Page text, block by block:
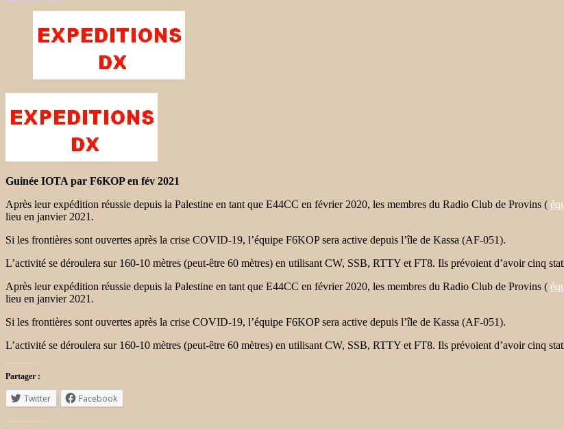
Guinée IOTA par F6KOP en fév 2021
Après leur expédition réussie depuis la Palestine en tant que E44CC en février 2020, les membres du Radio Club de Provins (
lieu en janvier 2021.
Si les frontières sont ouvertes après la crise COVID-19, l’équipe F6KOP sera active depuis l’île de Kassa (AF-051).
L’activité se déroulera sur 160-10 mètres (peut-être 60 mètres) en utilisant CW, SSB, RTTY et FT8. Ils prévoient d’avoir cinq
Après leur expédition réussie depuis la Palestine en tant que E44CC en février 2020, les membres du Radio Club de Provins (
lieu en janvier 2021.
Si les frontières sont ouvertes après la crise COVID-19, l’équipe F6KOP sera active depuis l’île de Kassa (AF-051).
L’activité se déroulera sur 160-10 mètres (peut-être 60 mètres) en utilisant CW, SSB, RTTY et FT8. Ils prévoient d’avoir cinq
Partager :
Twitter Facebook